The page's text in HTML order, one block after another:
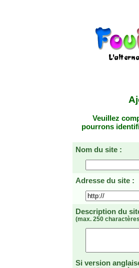
Veuillez
pourrons
Nom du site :
Adresse du site :
Description du
(max. 250
Si version